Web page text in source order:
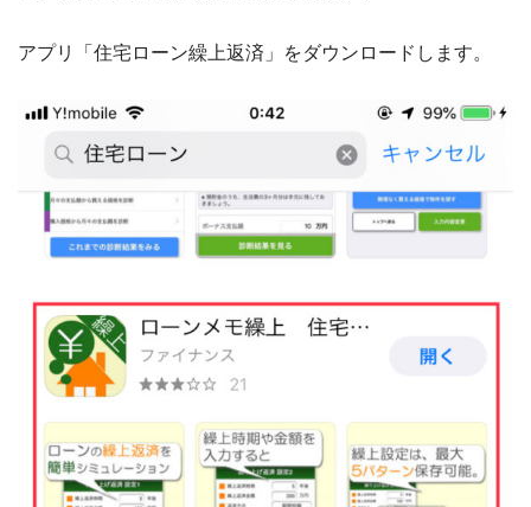
アプリ「住宅ローン繰上返済」をダウンロードします。